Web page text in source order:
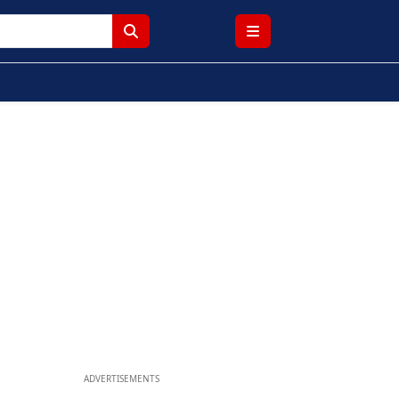
ADVERTISEMENTS